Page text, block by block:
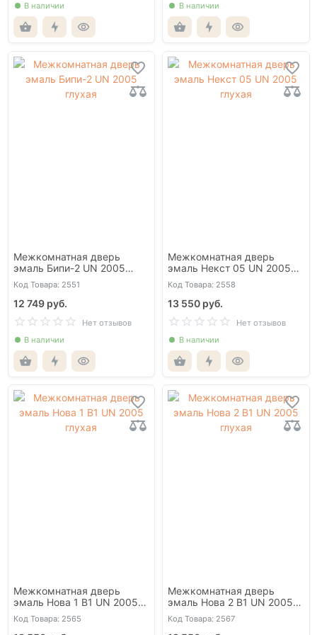
В наличии
В наличии
Межкомнатная дверь
эмаль Бипи-2 UN 2005
глухая
Код Товара: 2551
12 749 руб.
Нет отзывов
В наличии
Межкомнатная дверь
эмаль Некст 05 UN 2005
глухая
Код Товара: 2558
13 550 руб.
Нет отзывов
В наличии
Межкомнатная дверь
эмаль Нова 1 В1 UN 2005
глухая
Код Товара: 2565
Межкомнатная дверь
эмаль Нова 2 В1 UN 2005
глухая
Код Товара: 2567